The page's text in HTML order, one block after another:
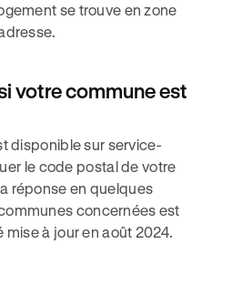
se trouve en zone
votre commune est
disponible sur service-
le code postal de votre
réponse en quelques
concernées est
à jour en août 2024.